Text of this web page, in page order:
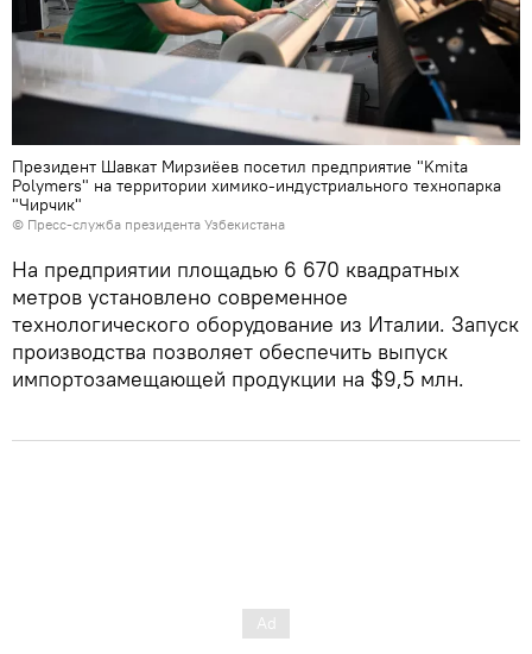
Президент Шавкат Мирзиёев посетил предприятие "Kmita
Polymers" на территории химико-индустриального технопарка
"Чирчик"
© Пресс-служба президента Узбекистана
На предприятии площадью 6 670 квадратных
метров установлено современное
технологического оборудование из Италии. Запуск
производства позволяет обеспечить выпуск
импортозамещающей продукции на $9,5 млн.